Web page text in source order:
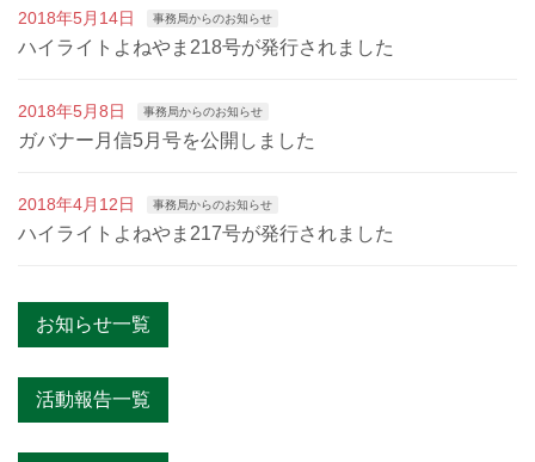
2018年5月14日 事務局からのお知らせ
ハイライトよねやま218号が発行されました
2018年5月8日 事務局からのお知らせ
ガバナー月信5月号を公開しました
2018年4月12日 事務局からのお知らせ
ハイライトよねやま217号が発行されました
お知らせ一覧
活動報告一覧